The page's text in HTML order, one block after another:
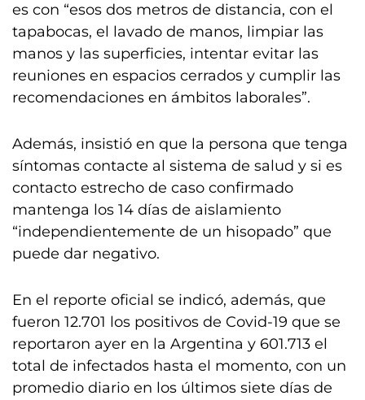
es con “esos dos metros de distancia, con el
tapabocas, el lavado de manos, limpiar las
manos y las superficies, intentar evitar las
reuniones en espacios cerrados y cumplir las
recomendaciones en ámbitos laborales”.
Además, insistió en que la persona que tenga
síntomas contacte al sistema de salud y si es
contacto estrecho de caso confirmado
mantenga los 14 días de aislamiento
“independientemente de un hisopado” que
puede dar negativo.
En el reporte oficial se indicó, además, que
fueron 12.701 los positivos de Covid-19 que se
reportaron ayer en la Argentina y 601.713 el
total de infectados hasta el momento, con un
promedio diario en los últimos siete días de